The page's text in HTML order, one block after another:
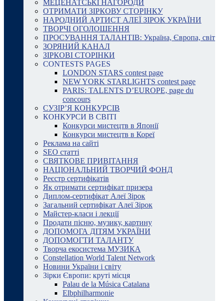
МЕЦЕНАТСЬКІ НАГОРОДИ
ОТРИМАТИ ЗІРКОВУ СТОРІНКУ
НАРОДНИЙ АРТИСТ АЛЕЇ ЗІРОК УКРАЇНИ
ТВОРЧІ ОГОЛОШЕННЯ
ПРОСУВАННЯ ТАЛАНТІВ: Україна, Європа, світ
ЗОРЯНИЙ КАНАЛ
ЗІРКОВІ СТОРІНКИ
CONTESTS PAGES
LONDON STARS contest page
NEW YORK STARLIGHTS contest page
PARIS: TALENTS D’EUROPE, page du
concours
СУЗІР’Я КОНКУРСІВ
КОНКУРСИ В СВІТІ
Конкурси мистецтв в Японії
Конкурси мистецтв в Кореї
Реклама на сайті
SEO статті
СВЯТКОВЕ ПРИВІТАННЯ
НАЦІОНАЛЬНИЙ ТВОРЧИЙ ФОНД
Реєстр сертифікатів
Як отримати сертифікат призера
Диплом-сертифікат Алеї Зірок
Загальний сертифікат Алеї Зірок
Майстер-класи і лекції
Продати пісню, музику, картину
ДОПОМОГА ДІТЯМ УКРАЇНИ
ДОПОМОГТИ ТАЛАНТУ
Творча екосистема МУЗИКА
Constellation World Talent Network
Новини України і світу
Зірки Європи: круті місця
Palau de la Música Catalana
Elbphilharmonie